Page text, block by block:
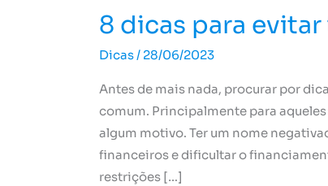
8 dicas para
Dicas/ 28/06/2023
Antes de mais nada, procurar por
comum. Principalmente para
algum motivo. Ter um nome
financeiros e dificultar o
restrições […]